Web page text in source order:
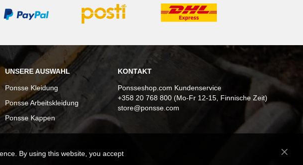
UNSERE AUSWAHL
Ponsse Kleidung
Ponsse Arbeitskleidung
Ponsse Kappen
KONTAKT
Ponsseshop.com Kundenservice
+358 20 768 800 (Mo-Fr 12-15, Finnische Zeit)
store@ponsse.com
By using this website, you accept